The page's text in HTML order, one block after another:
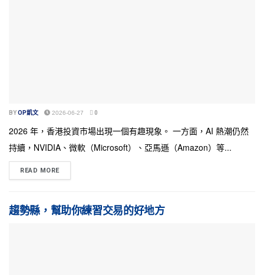
BYOP凱文 2026-06-27 0
2026 年，香港投資市場出現一個有趣現象。 一方面，AI 熱潮仍然
持續，NVIDIA、微軟（Microsoft）、亞馬遜（Amazon）等...
READ MORE
趨勢縣，幫助你練習交易的好地方